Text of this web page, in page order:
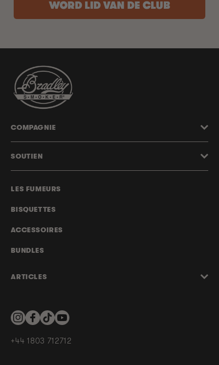
WORD LID VAN DE CLUB
LES FUMEURS
BISQUETTES
ACCESSOIRES
BUNDLES
ARTICLES
COMPAGNIE
SOUTIEN
InstagramFacebookTikTokYouTube
+44 1803 712712